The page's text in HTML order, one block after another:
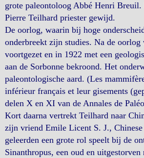
grote paleontoloog Abbé Henri
Pierre Teilhard priester gewijd.
De oorlog, waarin bij hoge
onderbreekt zijn studies. Na de oorlog
voortgezet en in 1922 met een
aan de Sorbonne bekroond. Het
paleontologische aard. (Les
inférieur français et leur gisements
delen X en XI van de Annales de
Kort daarna vertrekt Teilhard naar
zijn vriend Emile Licent S. J., Chinese
geleerden een grote rol speelt bij de
Sinanthropus, een oud en uitgestorven